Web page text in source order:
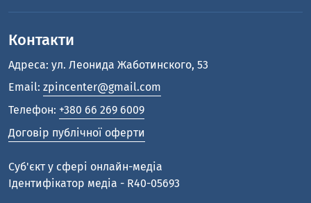
Контакти
Адреса: ул. Леонида Жаботинского, 53
Email: zpincenter@gmail.com
Телефон: +380 66 269 6009
Договір публічної оферти
Cуб'єкт у сфері онлайн-медіа
Ідентифікатор медіа - R40-05693